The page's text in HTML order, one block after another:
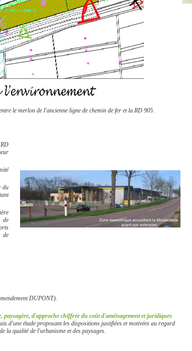
le merlon de l'ancienne ligne de chemin de fer et la RD 905.
du
de
de
DUPONT).
paysagère, d'approche chiffrée du coût d'aménagement et juridiques
d'une étude proposant les dispositions justifiées et motivées au regard
la qualité de l'urbanisme et des paysages.